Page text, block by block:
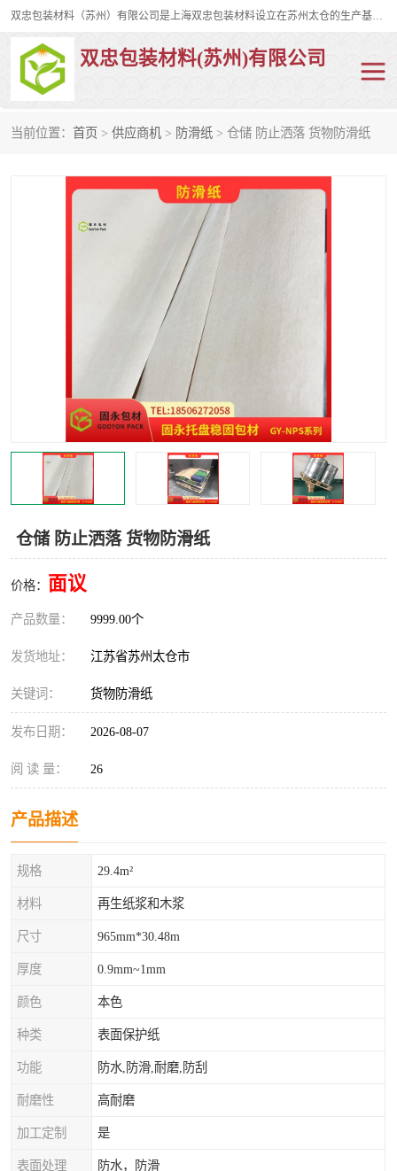
双忠包装材料（苏州）有限公司是上海双忠包装材料设立在苏州太仓的生产基地，占地约2万平米，产品主要有打孔缠绕膜，拉伸蜂窝纸，集装箱充气袋，滑托板，打包带，裹包网兜，防滑纸等箱体和托盘的运输和保护性包材。固永包材®，GooYon Pack®，是我们保护性包装材料的专属品牌。
双忠包装材料(苏州)有限公司
当前位置： 首页 > 供应商机 > 防滑纸 > 仓储 防止洒落 货物防滑纸
仓储 防止洒落 货物防滑纸
价格： 面议
产品数量： 9999.00个
发货地址： 江苏省苏州太仓市
关键词： 货物防滑纸
发布日期： 2026-08-07
阅 读 量： 26
产品描述
规格 29.4m²
材料 再生纸浆和木浆
尺寸 965mm*30.48m
厚度 0.9mm~1mm
颜色 本色
种类 表面保护纸
功能 防水,防滑,耐磨,防刮
耐磨性 高耐磨
加工定制 是
表面处理 防水，防滑
裹包网兜 纤维打包带
充气袋